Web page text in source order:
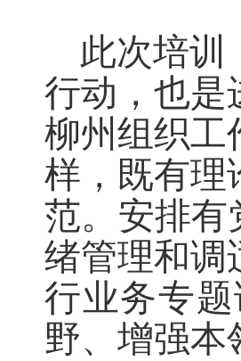
此次培训
行动，也是
柳州组织工
样，既有理
范。安排有
绪管理和调
行业务专
野、增强本